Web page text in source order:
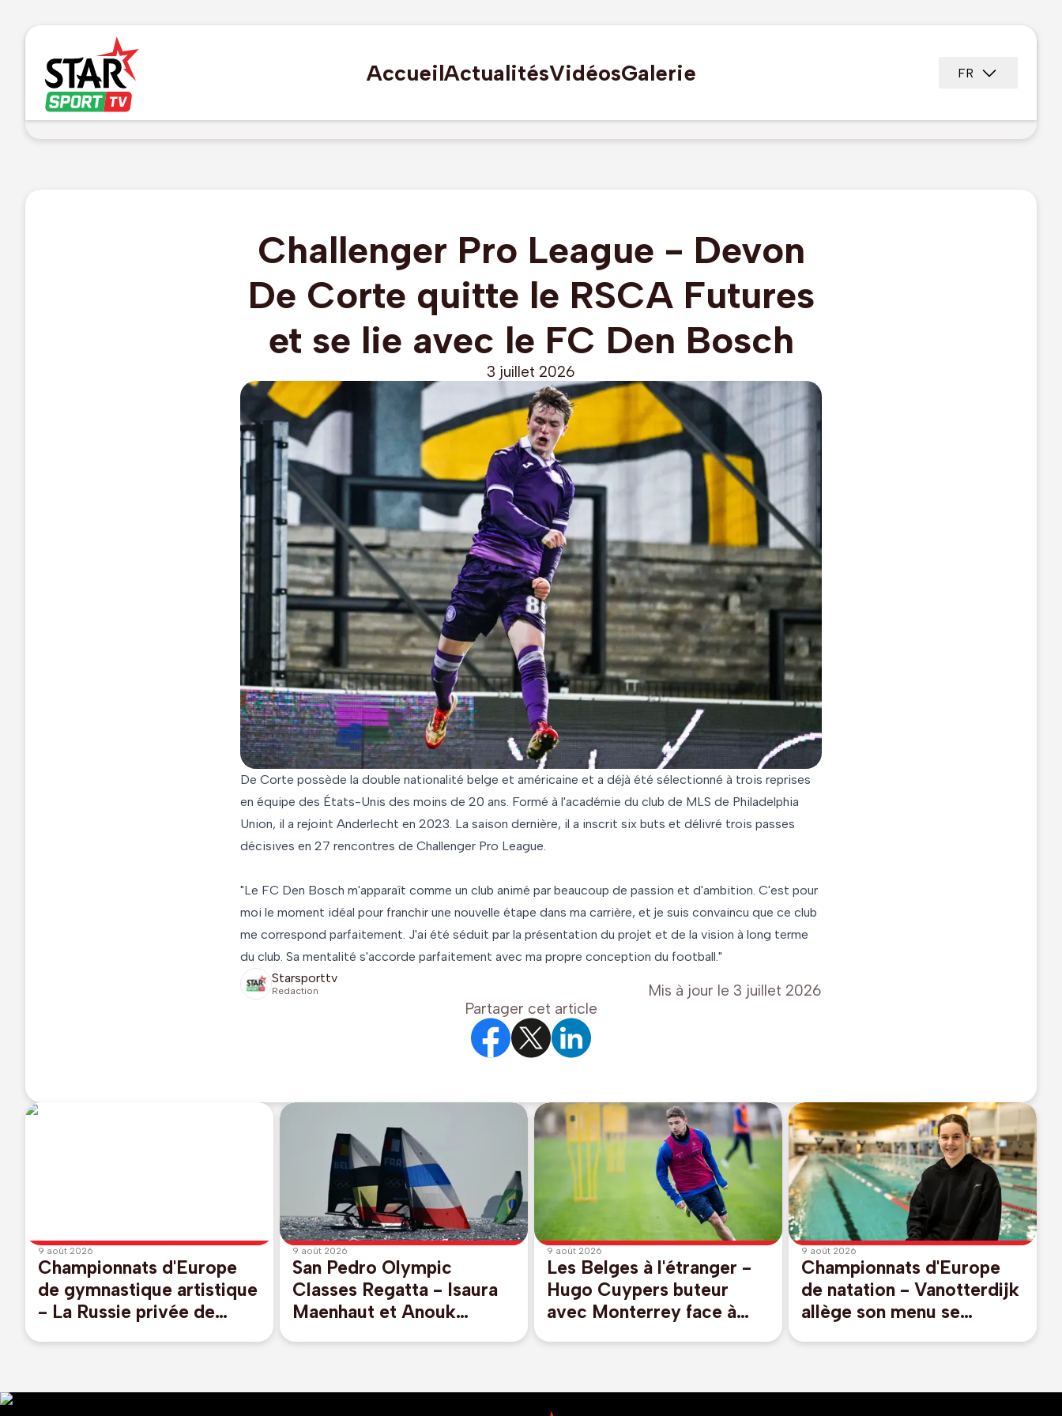
AccueilActualitésVidéosGalerie FR
Challenger Pro League - Devon
De Corte quitte le RSCA Futures
et se lie avec le FC Den Bosch
3 juillet 2026
De Corte possède la double nationalité belge et américaine et a déjà été sélectionné à trois reprises
en équipe des États-Unis des moins de 20 ans. Formé à l'académie du club de MLS de Philadelphia
Union, il a rejoint Anderlecht en 2023. La saison dernière, il a inscrit six buts et délivré trois passes
décisives en 27 rencontres de Challenger Pro League.
"Le FC Den Bosch m'apparaît comme un club animé par beaucoup de passion et d'ambition. C'est pour
moi le moment idéal pour franchir une nouvelle étape dans ma carrière, et je suis convaincu que ce club
me correspond parfaitement. J'ai été séduit par la présentation du projet et de la vision à long terme
du club. Sa mentalité s'accorde parfaitement avec ma propre conception du football."
Starsporttv
Redaction Mis à jour le 3 juillet 2026
Partager cet article
9 août 2026
Championnats d'Europe
de gymnastique artistique
- La Russie privée de
9 août 2026
San Pedro Olympic
Classes Regatta - Isaura
Maenhaut et Anouk
9 août 2026
Les Belges à l'étranger -
Hugo Cuypers buteur
avec Monterrey face à
9 août 2026
Championnats d'Europe
de natation - Vanotterdijk
allège son menu se